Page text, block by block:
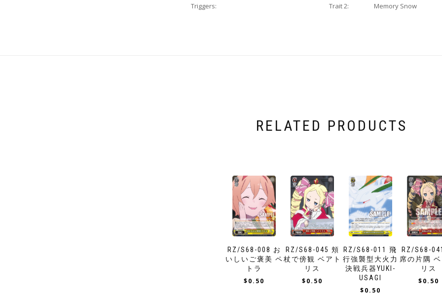
Triggers:
Trait 2: Memory Snow
RELATED PRODUCTS
RZ/S68-008 お
いしいご褒美 ペ
トラ
$0.50
RZ/S68-045 頬
杖で傍観 ベアト
リス
$0.50
RZ/S68-011 飛
行強襲型大火力
決戦兵器YUKI-
USAGI
$0.50
RZ/S68-
席の片隅 ベ
リス
$0.50